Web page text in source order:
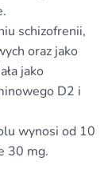
schizofrenii,
oraz jako
jako
D2 i
wynosi od 10
30 mg.